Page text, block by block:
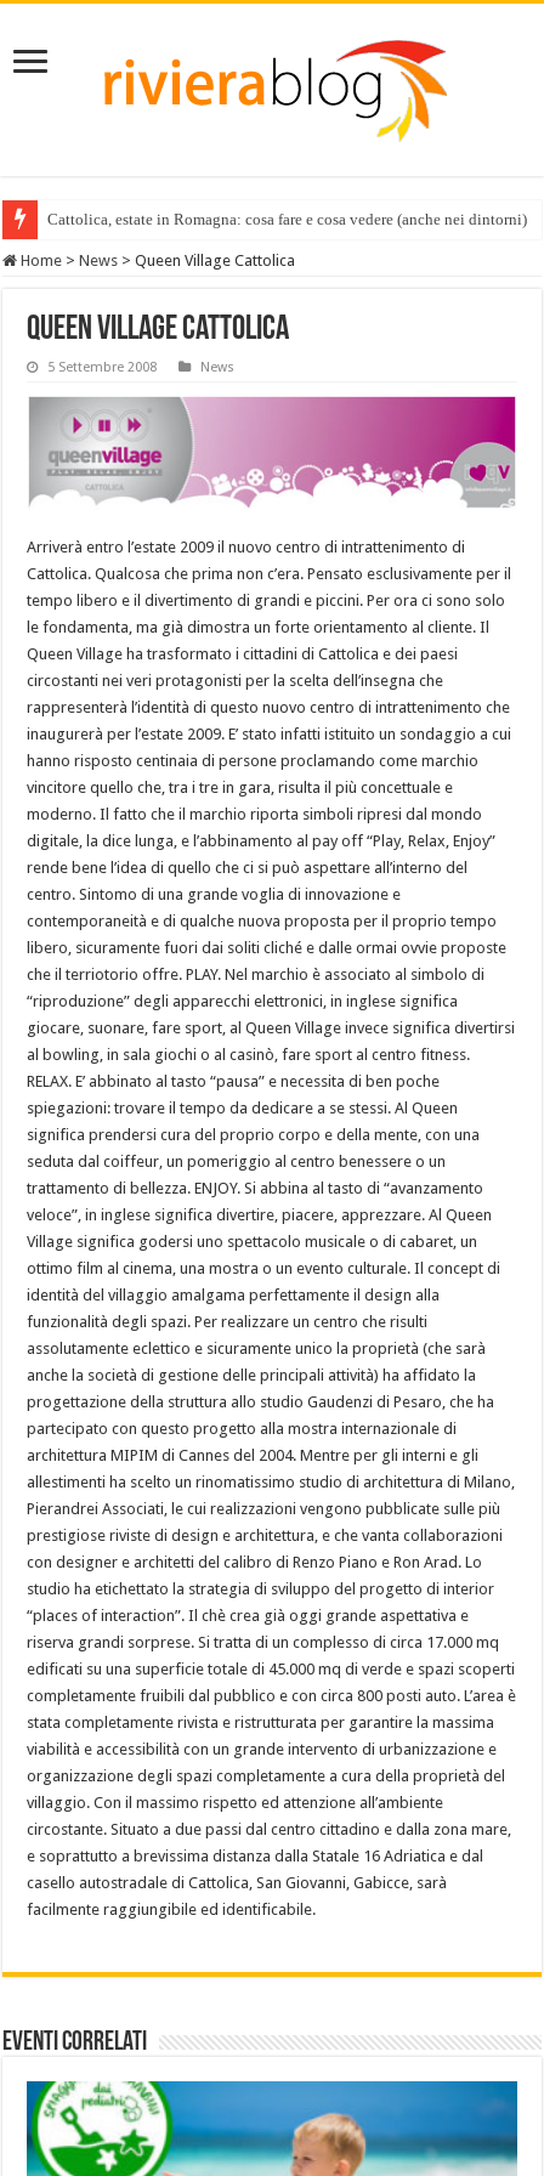
Cattolica, estate in Romagna: cosa fare e cosa vedere (anche nei dintorni)
Home > News > Queen Village Cattolica
Queen Village Cattolica
5 Settembre 2008 News
Arriverà entro l’estate 2009 il nuovo centro di intrattenimento di
Cattolica. Qualcosa che prima non c’era. Pensato esclusivamente per il
tempo libero e il divertimento di grandi e piccini. Per ora ci sono solo
le fondamenta, ma già dimostra un forte orientamento al cliente. Il
Queen Village ha trasformato i cittadini di Cattolica e dei paesi
circostanti nei veri protagonisti per la scelta dell’insegna che
rappresenterà l’identità di questo nuovo centro di intrattenimento che
inaugurerà per l’estate 2009. E’ stato infatti istituito un sondaggio a cui
hanno risposto centinaia di persone proclamando come marchio
vincitore quello che, tra i tre in gara, risulta il più concettuale e
moderno. Il fatto che il marchio riporta simboli ripresi dal mondo
digitale, la dice lunga, e l’abbinamento al pay off “Play, Relax, Enjoy”
rende bene l’idea di quello che ci si può aspettare all’interno del
centro. Sintomo di una grande voglia di innovazione e
contemporaneità e di qualche nuova proposta per il proprio tempo
libero, sicuramente fuori dai soliti cliché e dalle ormai ovvie proposte
che il terriotorio offre. PLAY. Nel marchio è associato al simbolo di
“riproduzione” degli apparecchi elettronici, in inglese significa
giocare, suonare, fare sport, al Queen Village invece significa divertirsi
al bowling, in sala giochi o al casinò, fare sport al centro fitness.
RELAX. E’ abbinato al tasto “pausa” e necessita di ben poche
spiegazioni: trovare il tempo da dedicare a se stessi. Al Queen
significa prendersi cura del proprio corpo e della mente, con una
seduta dal coiffeur, un pomeriggio al centro benessere o un
trattamento di bellezza. ENJOY. Si abbina al tasto di “avanzamento
veloce”, in inglese significa divertire, piacere, apprezzare. Al Queen
Village significa godersi uno spettacolo musicale o di cabaret, un
ottimo film al cinema, una mostra o un evento culturale. Il concept di
identità del villaggio amalgama perfettamente il design alla
funzionalità degli spazi. Per realizzare un centro che risulti
assolutamente eclettico e sicuramente unico la proprietà (che sarà
anche la società di gestione delle principali attività) ha affidato la
progettazione della struttura allo studio Gaudenzi di Pesaro, che ha
partecipato con questo progetto alla mostra internazionale di
architettura MIPIM di Cannes del 2004. Mentre per gli interni e gli
allestimenti ha scelto un rinomatissimo studio di architettura di Milano,
Pierandrei Associati, le cui realizzazioni vengono pubblicate sulle più
prestigiose riviste di design e architettura, e che vanta collaborazioni
con designer e architetti del calibro di Renzo Piano e Ron Arad. Lo
studio ha etichettato la strategia di sviluppo del progetto di interior
“places of interaction”. Il chè crea già oggi grande aspettativa e
riserva grandi sorprese. Si tratta di un complesso di circa 17.000 mq
edificati su una superficie totale di 45.000 mq di verde e spazi scoperti
completamente fruibili dal pubblico e con circa 800 posti auto. L’area è
stata completamente rivista e ristrutturata per garantire la massima
viabilità e accessibilità con un grande intervento di urbanizzazione e
organizzazione degli spazi completamente a cura della proprietà del
villaggio. Con il massimo rispetto ed attenzione all’ambiente
circostante. Situato a due passi dal centro cittadino e dalla zona mare,
e soprattutto a brevissima distanza dalla Statale 16 Adriatica e dal
casello autostradale di Cattolica, San Giovanni, Gabicce, sarà
facilmente raggiungibile ed identificabile.
Eventi Correlati